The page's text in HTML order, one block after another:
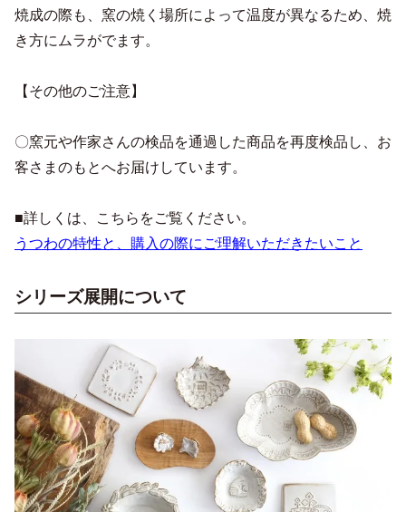
焼成の際も、窯の焼く場所によって温度が異なるため、焼
き方にムラがでます。
【その他のご注意】
〇窯元や作家さんの検品を通過した商品を再度検品し、お
客さまのもとへお届けしています。
■詳しくは、こちらをご覧ください。
うつわの特性と、購入の際にご理解いただきたいこと
シリーズ展開について